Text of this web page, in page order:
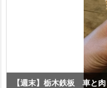
【週末】栃木鉄板 車と